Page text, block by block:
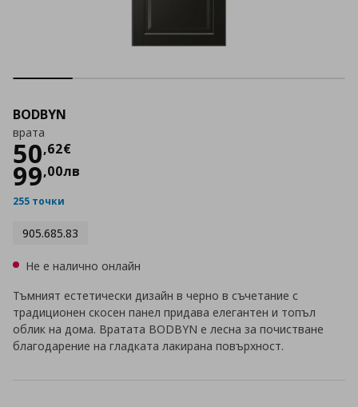
BODBYN
врата
50,62€
Цена
99,00лв
255 точки
905.685.83
Не е налично онлайн
Тъмният естетически дизайн в черно в съчетание с
традиционен скосен панел придава елегантен и топъл
облик на дома. Вратата BODBYN е лесна за почистване
благодарение на гладката лакирана повърхност.